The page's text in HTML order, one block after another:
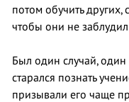
потом обучить других,
чтобы они не
Был один случай, один
старался познать
призывали его чаще